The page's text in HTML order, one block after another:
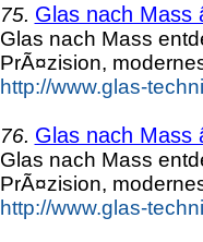
75. Glas nach Mass
Glas nach Mass
PrÃ¤zision,
http://www.glas-
76. Glas nach Mass
Glas nach Mass
PrÃ¤zision,
http://www.glas-